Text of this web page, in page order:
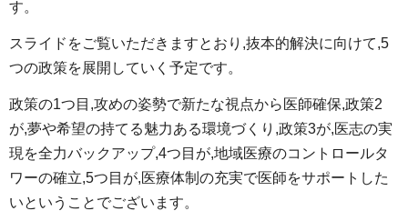
す。
スライドをご覧いただきますとおり,抜本的解決に向けて,5
つの政策を展開していく予定です。
政策の1つ目,攻めの姿勢で新たな視点から医師確保,政策2
が,夢や希望の持てる魅力ある環境づくり,政策3が,医志の実
現を全力バックアップ,4つ目が,地域医療のコントロールタ
ワーの確立,5つ目が,医療体制の充実で医師をサポートした
いということでございます。